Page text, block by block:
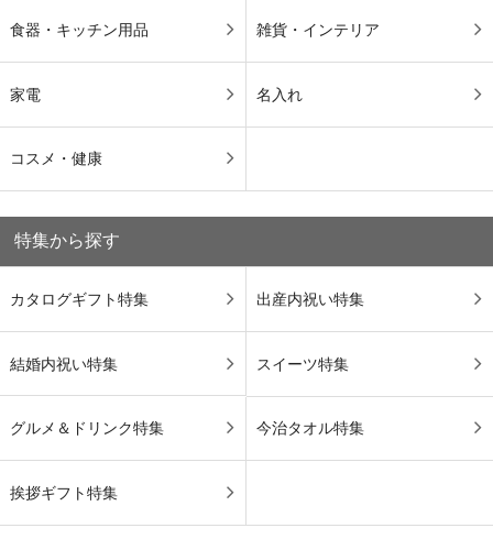
食器・キッチン用品 雑貨・インテリア
家電 名入れ
コスメ・健康
特集から探す
カタログギフト特集 出産内祝い特集
結婚内祝い特集 スイーツ特集
グルメ＆ドリンク特集 今治タオル特集
挨拶ギフト特集